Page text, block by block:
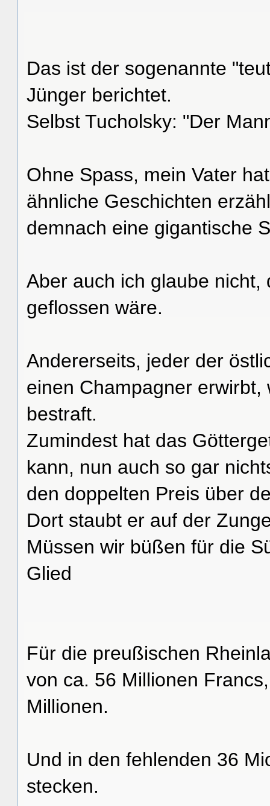
Das ist der sogenannte
Jünger berichtet.
Selbst Tucholsky: "Der
Ohne Spass, mein Vater
ähnliche Geschichten
demnach eine gigantische
Aber auch ich glaube
geflossen wäre.
Andererseits, jeder der
einen Champagner
bestraft.
Zumindest hat das
kann, nun auch so gar
den doppelten Preis über
Dort staubt er auf der
Müssen wir büßen für die
Glied
Für die preußischen
von ca. 56 Millionen
Millionen.
Und in den fehlenden 36
stecken.